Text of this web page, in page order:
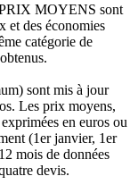
MOYENS sont
et des économies
catégorie de
sont mis à jour
Les prix moyens,
en euros ou
(1er janvier, 1er
mois de données
devis.